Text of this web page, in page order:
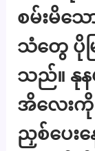
စမ်းမိသ
သံတွေ ပို
သည်။ နု
အိလေးကို
ညှစ်ပေးန